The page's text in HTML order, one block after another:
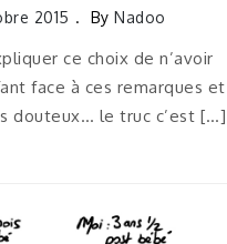
2015 ByNadoo
ce choix de n’avoir
face à ces remarques et
douteux… le truc c’est […]